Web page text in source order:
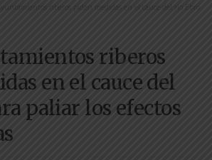
riberos piden medidas en el cauce del río Ebro
riberos
en el cauce del
paliar los efectos